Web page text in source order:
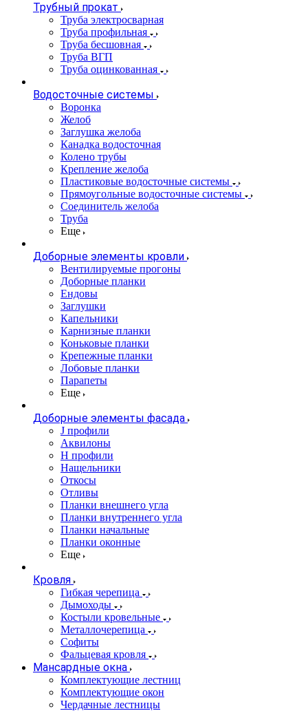
Трубный прокат
Труба электросварная
Труба профильная
Труба бесшовная
Труба ВГП
Труба оцинкованная
Водосточные системы
Воронка
Желоб
Заглушка желоба
Канадка водосточная
Колено трубы
Крепление желоба
Пластиковые водосточные системы
Прямоугольные водосточные системы
Соединитель желоба
Труба
Еще
Доборные элементы кровли
Вентилируемые прогоны
Доборные планки
Ендовы
Заглушки
Капельники
Карнизные планки
Коньковые планки
Крепежные планки
Лобовые планки
Парапеты
Еще
Доборные элементы фасада
J профили
Аквилоны
Н профили
Нащельники
Откосы
Отливы
Планки внешнего угла
Планки внутреннего угла
Планки начальные
Планки оконные
Еще
Кровля
Гибкая черепица
Дымоходы
Костыли кровельные
Металлочерепица
Софиты
Фальцевая кровля
Мансардные окна
Комплектующие лестниц
Комплектующие окон
Чердачные лестницы